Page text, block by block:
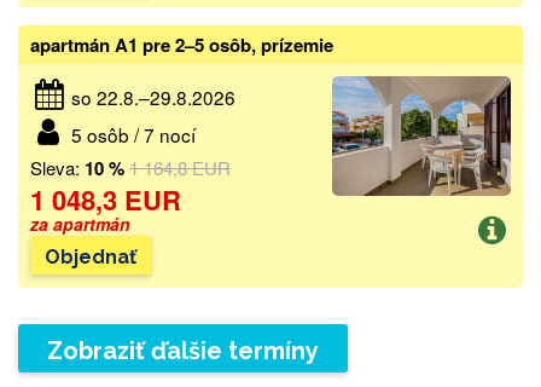
apartmán A1 pre 2–5 osôb, prízemie
so 22.8.–29.8.2026
5 osôb / 7 nocí
Sleva: 10 %1 164,8 EUR
1 048,3 EUR
za apartmán
Objednať
Zobraziť ďalšie termíny